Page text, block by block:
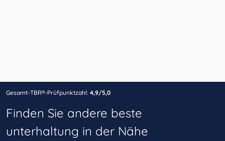
Gesamt-TBR®-Prüfpunktzahl: 4,9/5,0
Finden Sie andere beste
unterhaltung in der Nähe